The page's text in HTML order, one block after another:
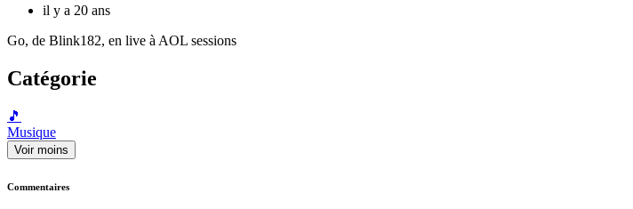
il y a 20 ans
Go, de Blink182, en live à AOL sessions
Catégorie
🎵
Musique
Voir moins
Commentaires